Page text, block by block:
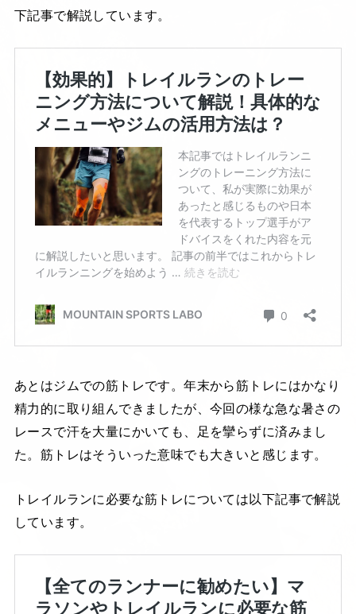
下記事で解説しています。
あとはジムでの筋トレです。年末から筋トレにはかなり
精力的に取り組んできましたが、今回の様な急な暑さの
レースで汗を大量にかいても、足を攣らずに済みまし
た。筋トレはそういった意味でも大きいと感じます。
トレイルランに必要な筋トレについては以下記事で解説
しています。